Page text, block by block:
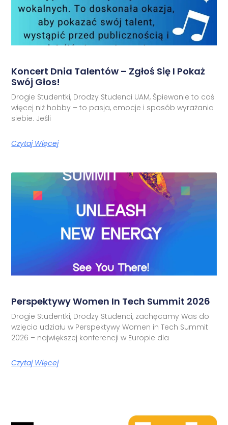
Koncert Dnia Talentów – Zgłoś Się I Pokaż
Swój Głos!
Drogie Studentki, Drodzy Studenci UAM, Śpiewanie to coś
więcej niż hobby – to pasja, emocje i sposób wyrażania
siebie. Jeśli
Czytaj Więcej
Perspektywy Women In Tech Summit 2026
Drogie Studentki, Drodzy Studenci, zachęcamy Was do
wzięcia udziału w Perspektywy Women in Tech Summit
2026 – największej konferencji w Europie dla
Czytaj Więcej